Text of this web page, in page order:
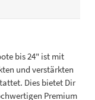
bis 24" ist mit
und verstärkten
Dies bietet Dir
Premium